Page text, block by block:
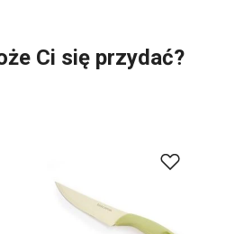
Ci się przydać?